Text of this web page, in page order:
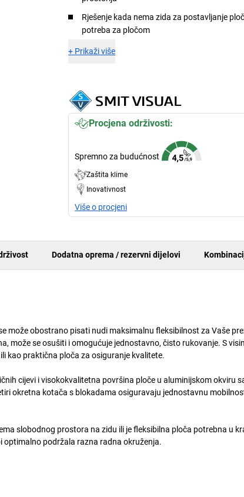
Rješenje kada nema zida za postavljanje
potreba za pločom
+ Prikaži više
Procjena održivosti:
Spremno za budućnost
Zaštita klime
Inovativnost
Više o procjeni
Dodatna oprema / rezervni dijelovi
može obostrano pisati nudi maksimalnu fleksibilnost za Vaše
može se osušiti i omogućuje jednostavno, čisto rukovanje. S
kao praktična ploča za osiguranje kvalitete.
cijevi i visokokvalitetna površina ploče u aluminijskom okviru
okretna kotača s blokadama osiguravaju jednostavnu
slobodnog prostora na zidu ili je fleksibilna ploča potrebna u
optimalno podržala razna radna okruženja.